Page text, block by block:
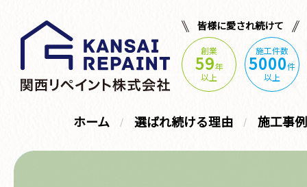
皆様に愛され続けて
創業
59年
以上
施工件数
5000件
以上
ホーム 選ばれ続ける理由 施工事